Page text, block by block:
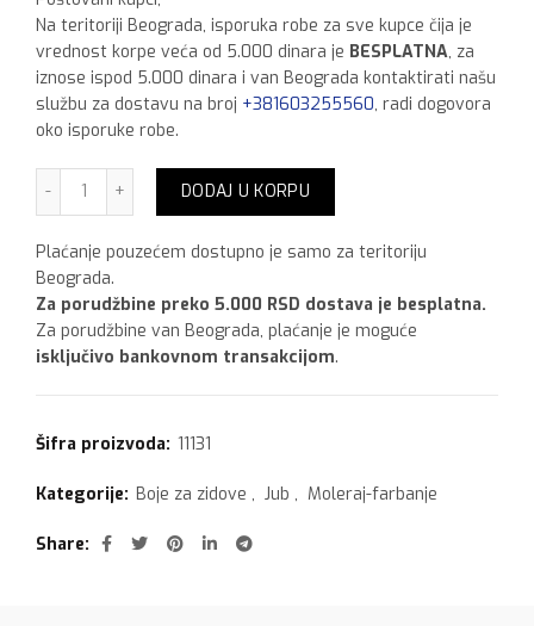
Na teritoriji Beograda, isporuka robe za sve kupce čija je
vrednost korpe veća od 5.000 dinara je BESPLATNA, za
iznose ispod 5.000 dinara i van Beograda kontaktirati našu
službu za dostavu na broj +381603255560, radi dogovora
oko isporuke robe.
Jub Dipi Color 100 ml Zeleni količina
DODAJ U KORPU
Plaćanje pouzećem dostupno je samo za teritoriju
Beograda.
Za porudžbine preko 5.000 RSD dostava je besplatna.
Za porudžbine van Beograda, plaćanje je moguće
isključivo bankovnom transakcijom.
Šifra proizvoda: 11131
Kategorije: Boje za zidove , Jub , Moleraj-farbanje
Share